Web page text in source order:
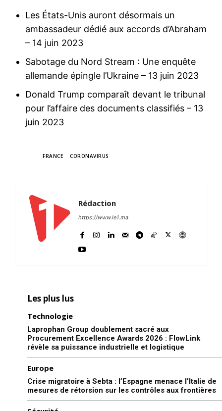
Les États-Unis auront désormais un
ambassadeur dédié aux accords d’Abraham
– 14 juin 2023
Sabotage du Nord Stream : Une enquête
allemande épingle l’Ukraine – 13 juin 2023
Donald Trump comparaît devant le tribunal
pour l’affaire des documents classifiés – 13
juin 2023
FRANCE CORONAVIRUS
Rédaction
https://www.le1.ma
Les plus lus
Technologie
Laprophan Group doublement sacré aux
Procurement Excellence Awards 2026 : FlowLink
révèle sa puissance industrielle et logistique
Europe
Crise migratoire à Sebta : l’Espagne menace l’Italie de
mesures de rétorsion sur les contrôles aux frontières